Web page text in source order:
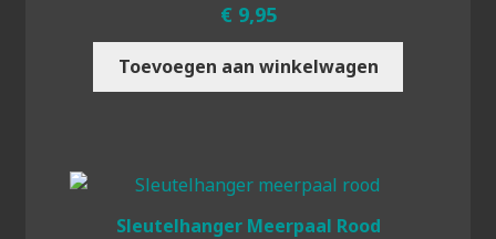
€ 9,95
Toevoegen aan winkelwagen
Sleutelhanger Meerpaal Rood